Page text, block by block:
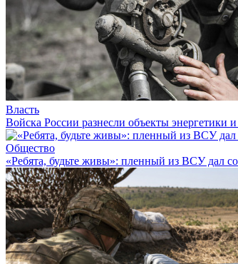
Власть
Войска России разнесли объекты энергетики
Общество
«Ребята, будьте живы»: пленный из ВСУ дал